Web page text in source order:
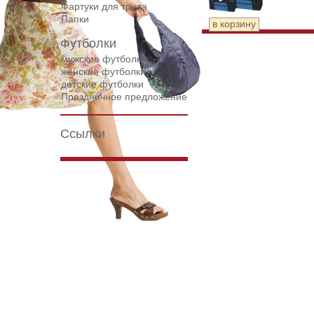
Фартуки для труда
Папки
Футболки
мужские футболки
женские футболки
детские футболки
Праздничное предложение
Ссылки